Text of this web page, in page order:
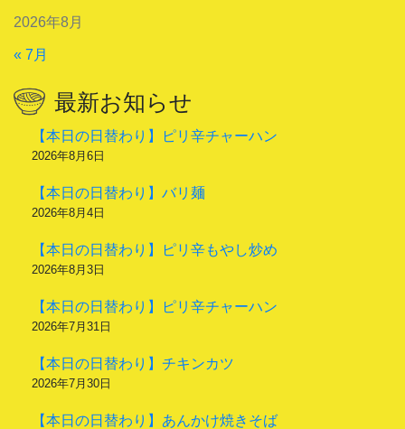
2026年8月
« 7月
最新お知らせ
【本日の日替わり】ピリ辛チャーハン
2026年8月6日
【本日の日替わり】バリ麺
2026年8月4日
【本日の日替わり】ピリ辛もやし炒め
2026年8月3日
【本日の日替わり】ピリ辛チャーハン
2026年7月31日
【本日の日替わり】チキンカツ
2026年7月30日
【本日の日替わり】あんかけ焼きそば